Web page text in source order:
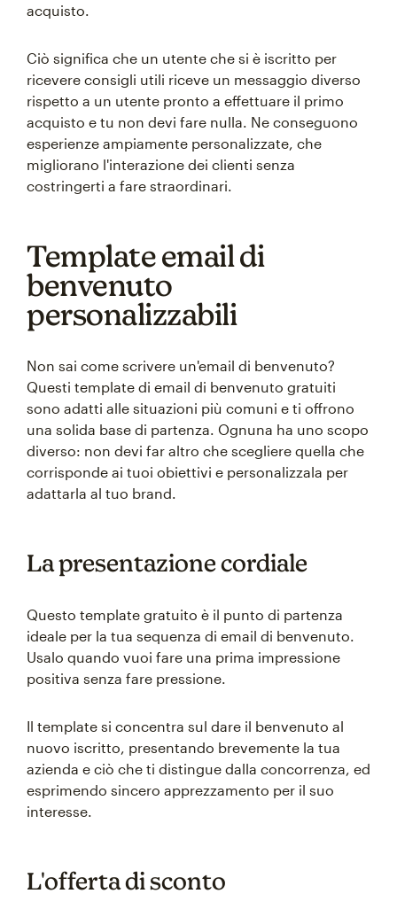
acquisto.
Ciò significa che un utente che si è iscritto per
ricevere consigli utili riceve un messaggio diverso
rispetto a un utente pronto a effettuare il primo
acquisto e tu non devi fare nulla. Ne conseguono
esperienze ampiamente personalizzate, che
migliorano l'interazione dei clienti senza
costringerti a fare straordinari.
Template email di
benvenuto
personalizzabili
Non sai come scrivere un'email di benvenuto?
Questi template di email di benvenuto gratuiti
sono adatti alle situazioni più comuni e ti offrono
una solida base di partenza. Ognuna ha uno scopo
diverso: non devi far altro che scegliere quella che
corrisponde ai tuoi obiettivi e personalizzala per
adattarla al tuo brand.
La presentazione cordiale
Questo template gratuito è il punto di partenza
ideale per la tua sequenza di email di benvenuto.
Usalo quando vuoi fare una prima impressione
positiva senza fare pressione.
Il template si concentra sul dare il benvenuto al
nuovo iscritto, presentando brevemente la tua
azienda e ciò che ti distingue dalla concorrenza, ed
esprimendo sincero apprezzamento per il suo
interesse.
L'offerta di sconto